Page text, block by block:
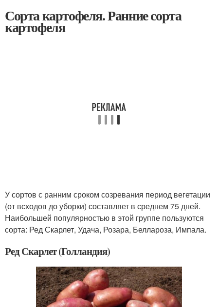
Сорта картофеля. Ранние сорта
картофеля
У сортов с ранним сроком созревания период вегетации
(от всходов до уборки) составляет в среднем 75 дней.
Наибольшей популярностью в этой группе пользуются
сорта: Ред Скарлет, Удача, Розара, Беллароза, Импала.
Ред Скарлет (Голландия)